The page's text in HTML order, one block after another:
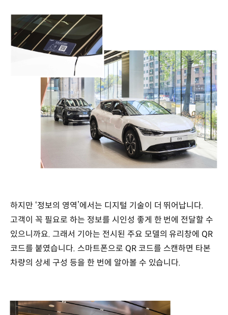
하지만 ‘정보의 영역’에서는 디지털 기술이 더 뛰어납니다.
고객이 꼭 필요로 하는 정보를 시인성 좋게 한 번에 전달할 수
있으니까요. 그래서 기아는 전시된 주요 모델의 유리창에 QR
코드를 붙였습니다. 스마트폰으로 QR 코드를 스캔하면 타본
차량의 상세 구성 등을 한 번에 알아볼 수 있습니다.